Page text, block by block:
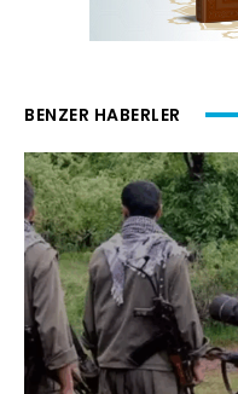
BENZER HABERLER